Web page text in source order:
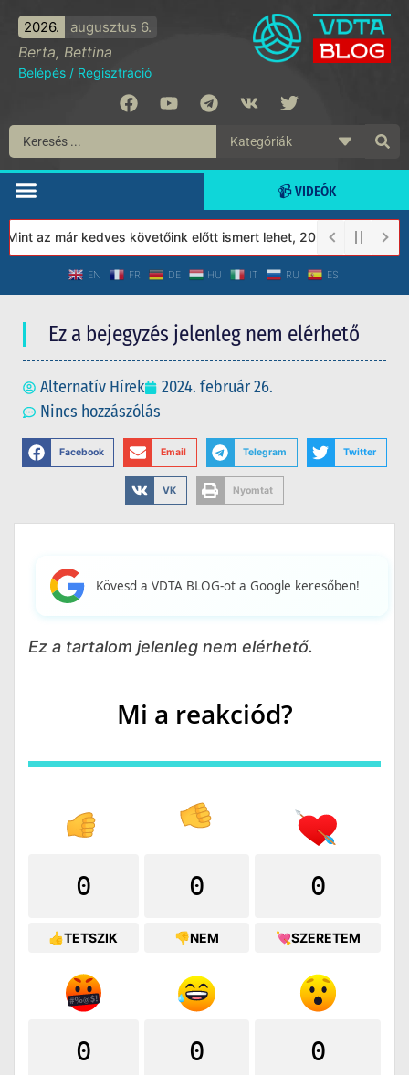
2026. augusztus 6.
Berta, Bettina
Belépés / Regisztráció
📹 VIDEÓK
az már kedves követőink előtt ismert lehet, 2023-tól a Védett
EN FR DE HU IT RU ES
Ez a bejegyzés jelenleg nem elérhető
Alternatív Hírek
2024. február 26.
Nincs hozzászólás
Facebook Email Telegram Twitter
VK Nyomtat
Kövesd a VDTA BLOG-ot a Google keresőben!
Ez a tartalom jelenleg nem elérhető.
Mi a reakciód?
0
👍TETSZIK
0
👎NEM
0
💘SZERETEM
0 0 0